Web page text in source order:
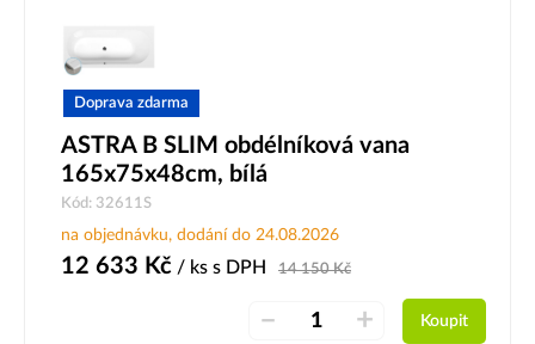
Doprava zdarma
ASTRA B SLIM obdélníková vana
165x75x48cm, bílá
Kód: 32611S
na objednávku, dodání do 24.08.2026
12 633 Kč / ks s DPH 14 150Kč
– + Koupit